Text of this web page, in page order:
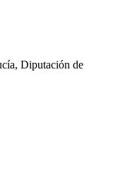
Diputación de